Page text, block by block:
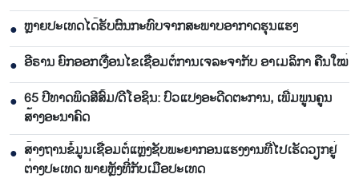
● ຫຼາຍປະເທດໄດ້ຮັບຜົນກະທົບຈາກສະພາບອາກາດຮຸນແຮງ
● ອີຣານ ຍົກອອກເງື່ອນໄຂເຊື່ອມຕໍ່ການເຈລະຈາກັບ ອາເມລິກາ ຄືນໃໝ່
● 65 ​ປີທາດ​ພິດ​ສີ​ສົ້ມ/ດີ​ໂອ​ຊິນ: ປົວ​ແປງ​ອະ​ດີດ​ຕະ​ການ, ເພີ່ມ​ພູນ​ຄູນ​
ສ້າງ​ອະ​ນາຄົດ
● ສ້າງຖານຂໍ້ມູນເຊື່ອມຕໍ່ແຫຼ່ງຊັບພະຍາກອນແຮງງານທີ່ໄປເຮັດວຽກຢູ່
ຕ່າງປະເທດ ພາຍຫຼັງທີ່ກັບເມືອປະເທດ